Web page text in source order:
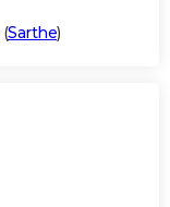
(Sarthe)